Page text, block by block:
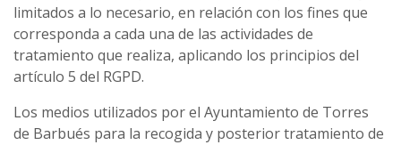
limitados a lo necesario, en relación con los fines que
corresponda a cada una de las actividades de
tratamiento que realiza, aplicando los principios del
artículo 5 del RGPD.
Los medios utilizados por el Ayuntamiento de Torres
de Barbués para la recogida y posterior tratamiento de